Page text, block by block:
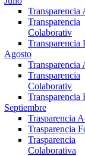
Transparencia
Transparencia
Colaborativ
Transparencia
Agosto
Transparencia
Transparencia
Colaborativ
Transparencia
Septiembre
Trasparencia
Trasparencia
Trasparencia
Colaborativa